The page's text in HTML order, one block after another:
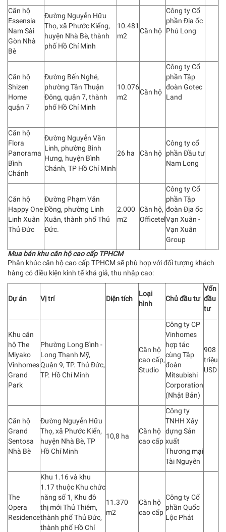
Căn hộ
Essensia
Nam Sài
Gòn Nhà
Bè
Đường Nguyễn Hữu
Thọ, xã Phước Kiểng,
huyện Nhà Bè, thành
phố Hồ Chí Minh
10.481
m2
Căn hộ
Công ty Cổ
phần Địa ốc
Phú Long
Căn hộ
Shizen
Home
quận 7
Đường Bến Nghé,
phường Tân Thuận
Đông, quận 7, thành
phố Hồ Chí Minh
10.076
m2
Căn hộ
Công ty Cổ
phần Tập
đoàn Gotec
Land
Căn hộ
Flora
Panorama
Bình
Chánh
Đường Nguyễn Văn
Linh, phường Bình
Hưng, huyện Bình
Chánh, TP Hồ Chí Minh
26 ha Căn hộ
Công ty cổ
phần Đầu tư
Nam Long
Căn hộ
Happy One
Linh Xuân
Thủ Đức
Đường Phạm Văn
Đồng, phường Linh
Xuân, thành phố Thủ
Đức.
2.000
m2
Căn hộ,
Officetel
Công ty Cổ
phần Tập
đoàn Địa ốc
Vạn Xuân -
Vạn Xuân
Group
Mua bán khu căn hộ cao cấp TPHCM
Phân khúc căn hộ cao cấp TPHCM sẽ phù hợp với đối tượng khách
hàng có điều kiện kinh tế khá giả, thu nhập cao:
Dự án Vị trí Diện tích
Loại
hình
Chủ đầu tư
Vốn
đầu
tư
Khu căn
hộ The
Miyako
Vinhomes
Grand
Park
Phường Long Bình -
Long Thạnh Mỹ,
Quận 9, TP. Thủ Đức,
TP. Hồ Chí Minh
Căn hộ
cao cấp,
Studio
Công ty CP
Vinhomes
hợp tác
cùng Tập
đoàn
Mitsubishi
Corporation
(Nhật Bản)
908
triệu
USD
Căn hộ
Grand
Sentosa
Nhà Bè
Đường Nguyễn Hữu
Thọ, xã Phước Kiển,
huyện Nhà Bè, TP
Hồ Chí Minh
10,8 ha
Căn hộ
cao cấp
Công ty
TNHH Xây
dựng Sản
xuất
Thương mại
Tài Nguyên
The
Opera
Residence
Khu 1.16 và khu
1.17 thuộc Khu chức
năng số 1, Khu đô
thị mới Thủ Thiêm,
thành phố Thủ Đức,
thành phố Hồ Chí
11.370
m2
Căn hộ
cao cấp
Công ty Cổ
phần Quốc
Lộc Phát